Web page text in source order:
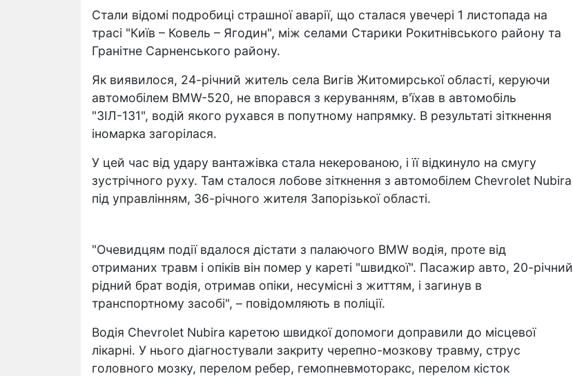
Стали відомі подробиці страшної аварії, що сталася увечері 1 листопада на
трасі "Київ – Ковель – Ягодин", між селами Старики Рокитнівського району та
Гранітне Сарненського району.
Як виявилося, 24-річний житель села Вигів Житомирської області, керуючи
автомобілем BMW-520, не впорався з керуванням, в'їхав в автомобіль
"ЗІЛ-131", водій якого рухався в попутному напрямку. В результаті зіткнення
іномарка загорілася.
У цей час від удару вантажівка стала некерованою, і її відкинуло на смугу
зустрічного руху. Там сталося лобове зіткнення з автомобілем Chevrolet Nubira
під управлінням, 36-річного жителя Запорізької області.
"Очевидцям події вдалося дістати з палаючого BMW водія, проте від
отриманих травм і опіків він помер у кареті "швидкої". Пасажир авто, 20-річний
рідний брат водія, отримав опіки, несумісні з життям, і загинув в
транспортному засобі", – повідомляють в поліції.
Водія Chevrolet Nubira каретою швидкої допомоги доправили до місцевої
лікарні. У нього діагностували закриту черепно-мозкову травму, струс
головного мозку, перелом ребер, гемопневмоторакс, перелом кісток